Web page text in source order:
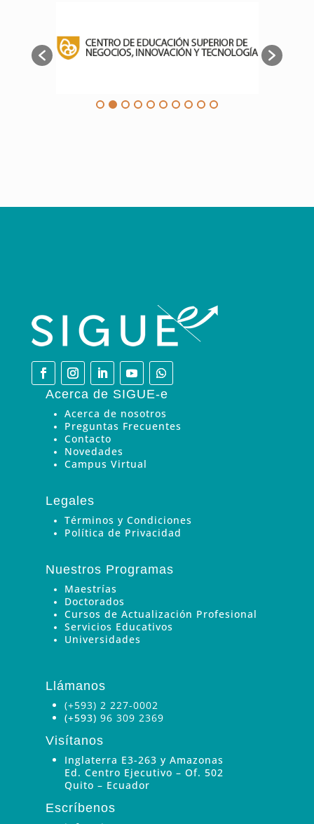
Acerca de SIGUE-e
Acerca de nosotros
Preguntas Frecuentes
Contacto
Novedades
Campus Virtual
Legales
Términos y Condiciones
Política de Privacidad
Nuestros Programas
Maestrías
Doctorados
Cursos de Actualización Profesional
Servicios Educativos
Universidades
Llámanos
(+593) 2 227-0002
(+593) 96 309 2369
Visítanos
Inglaterra E3-263 y Amazonas
Ed. Centro Ejecutivo – Of. 502
Quito – Ecuador
Escríbenos